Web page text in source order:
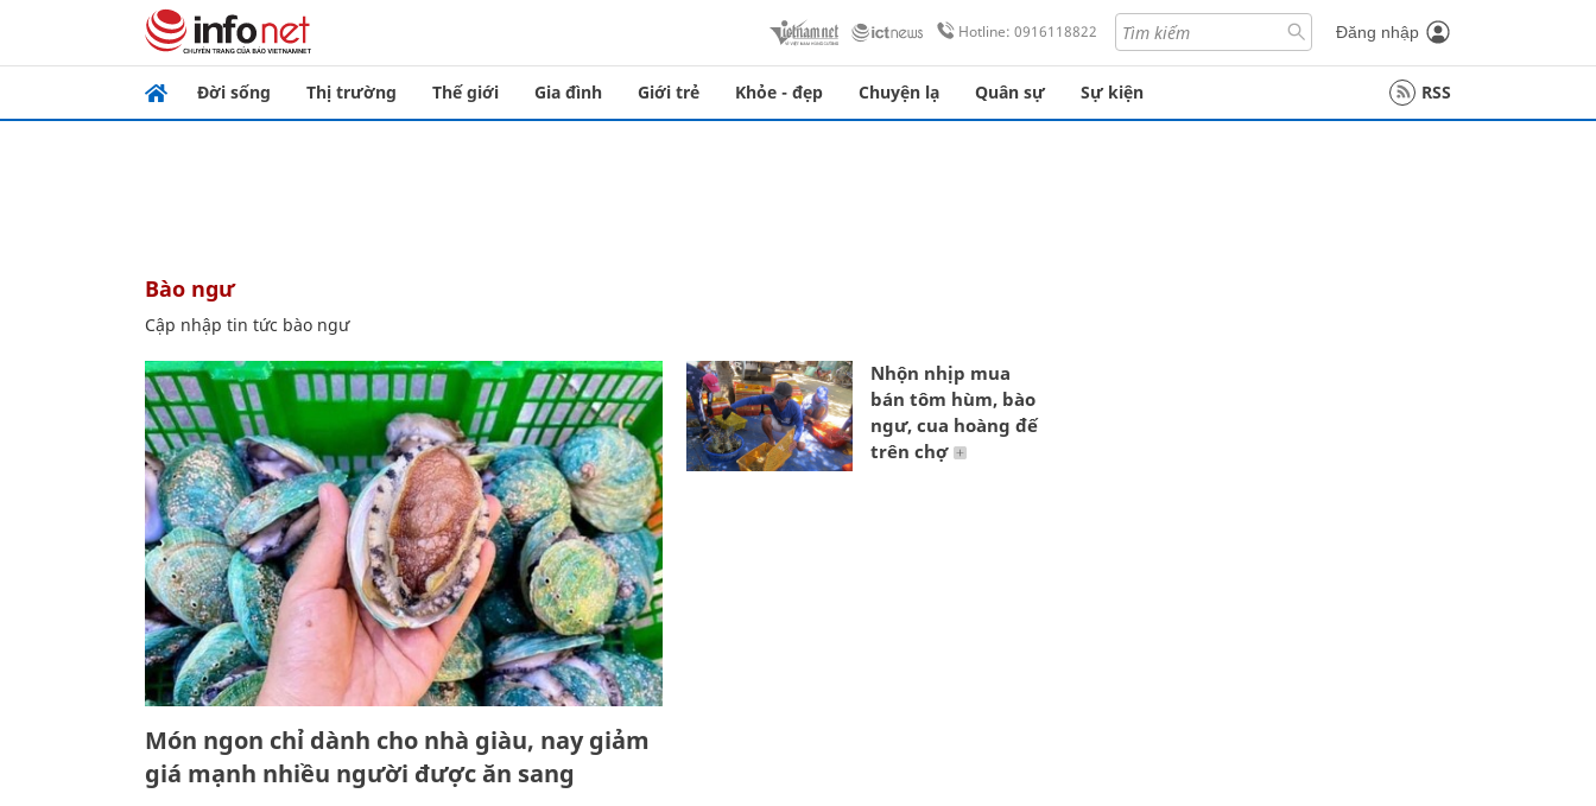
Hotline: 0916118822 Đăng nhập
Đời sống Thị trường Thế giới Gia đình Giới trẻ Khỏe - đẹp Chuyện lạ Quân sự Sự kiện RSS
bào ngư
Cập nhập tin tức bào ngư
Món ngon chỉ dành cho nhà giàu, nay giảm
giá mạnh nhiều người được ăn sang
Nhộn nhịp mua
bán tôm hùm, bào
ngư, cua hoàng đế
trên chợ